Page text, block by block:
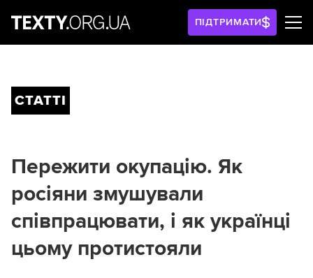
ПІДТРИМАТИ
СТАТТІ
Пережити окупацію. Як
росіяни змушували
співпрацювати, і як українці
цьому протистояли